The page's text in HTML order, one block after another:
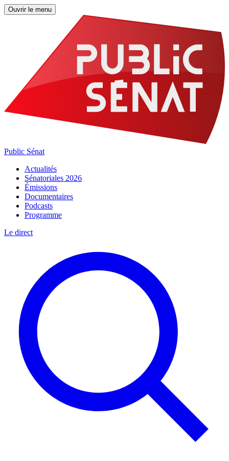
Ouvrir le menu
Public Sénat
Actualités
Sénatoriales 2026
Émissions
Documentaires
Podcasts
Programme
Le direct